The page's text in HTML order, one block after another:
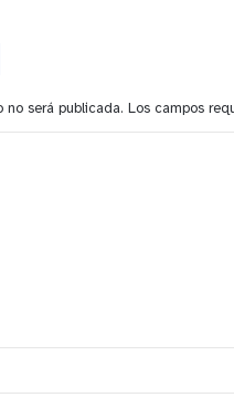
no será publicada. Los campos